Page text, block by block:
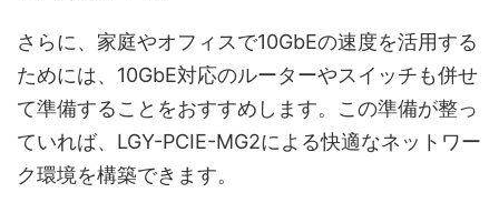
さらに、家庭やオフィスで10GbEの速度を活用する
ためには、10GbE対応のルーターやスイッチも併せ
て準備することをおすすめします。この準備が整っ
ていれば、LGY-PCIE-MG2による快適なネットワー
ク環境を構築できます。